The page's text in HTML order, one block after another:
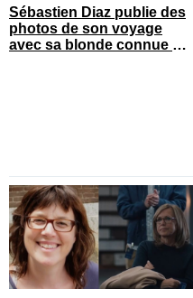
Sébastien Diaz publie des
photos de son voyage
avec sa blonde connue en